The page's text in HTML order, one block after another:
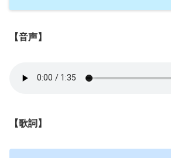
【音声】
【歌詞】